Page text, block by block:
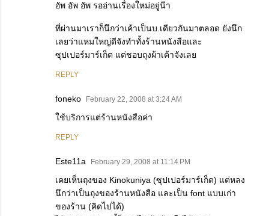
อัพ อัพ อัพ รออ่านเรื่องใหม่อยู่น๊า
ที่ผ่านมาเราก็นึกว่าเค้าเป็นบ.เดียวกันมาตลอด ยังนึก
เลยว่าแหมใหญ่ดีจังทำทั้งร้านหนังสือและ
ซุปเปอร์มาร์เก็ต แต่ชอบถุงผ้าเค้าจังเลย
REPLY
foneko February 22, 2008 at 3:24 AM
ใช้บริการแต่ร้านหนังสือค่า
REPLY
Este11a February 29, 2008 at 11:14 PM
เคยเห็นถุงของ Kinokuniya (ซุปเปอร์มาร์เก็ต) แต่หลง
นึกว่าเป็นถุงของร้านหนังสือ และเป็น font แบบเก่า
ของร้าน (คิดไปได้)